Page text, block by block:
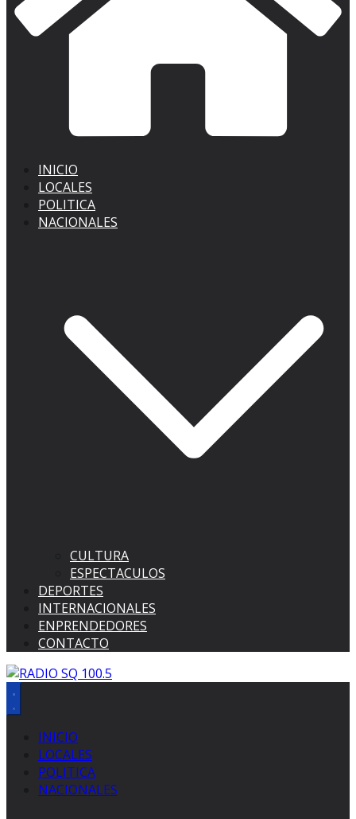
INICIO
LOCALES
POLITICA
NACIONALES
CULTURA
ESPECTACULOS
DEPORTES
INTERNACIONALES
ENPRENDEDORES
CONTACTO
INICIO
LOCALES
POLITICA
NACIONALES